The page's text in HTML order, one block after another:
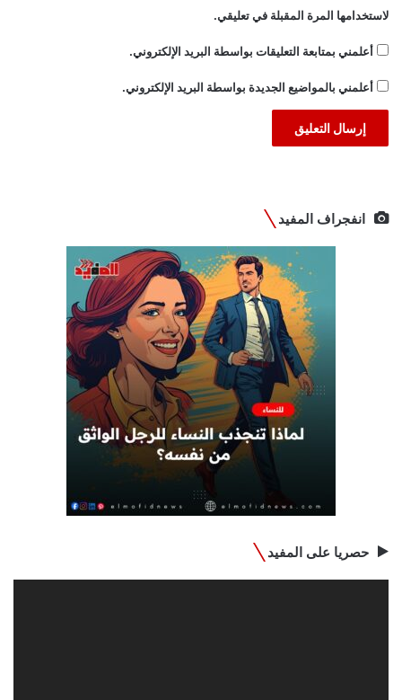
لاستخدامها المرة المقبلة في تعليقي.
أعلمني بمتابعة التعليقات بواسطة البريد الإلكتروني.
أعلمني بالمواضيع الجديدة بواسطة البريد الإلكتروني.
انفجراف المفيد
حصريا على المفيد